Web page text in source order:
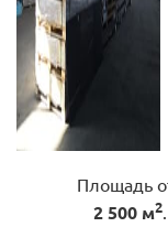
Площадь
2 500 м2